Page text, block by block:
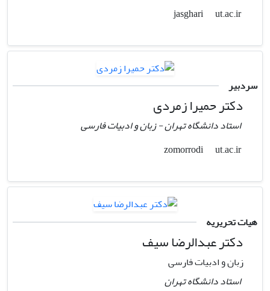
jasghari
ut.ac.ir
سردبیر
دکتر حمیرا زمردی
استاد دانشگاه تهران - زبان و ادبیات فارسی
zomorrodi
ut.ac.ir
هیات تحریریه
دکتر عبدالرضا سیف
زبان و ادبیات فارسی
استاد دانشگاه تهران